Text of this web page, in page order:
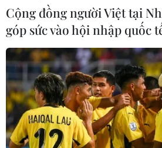
Tiêu chí mới phân loại doanh
để thực hiện cơ cấu lại vốn nhà
06/08/2026 15:08
Meta tung công cụ AI lập trình
động cho nhà phát triển
Cộng đồng người Việt tại
góp sức vào hội nhập quốc